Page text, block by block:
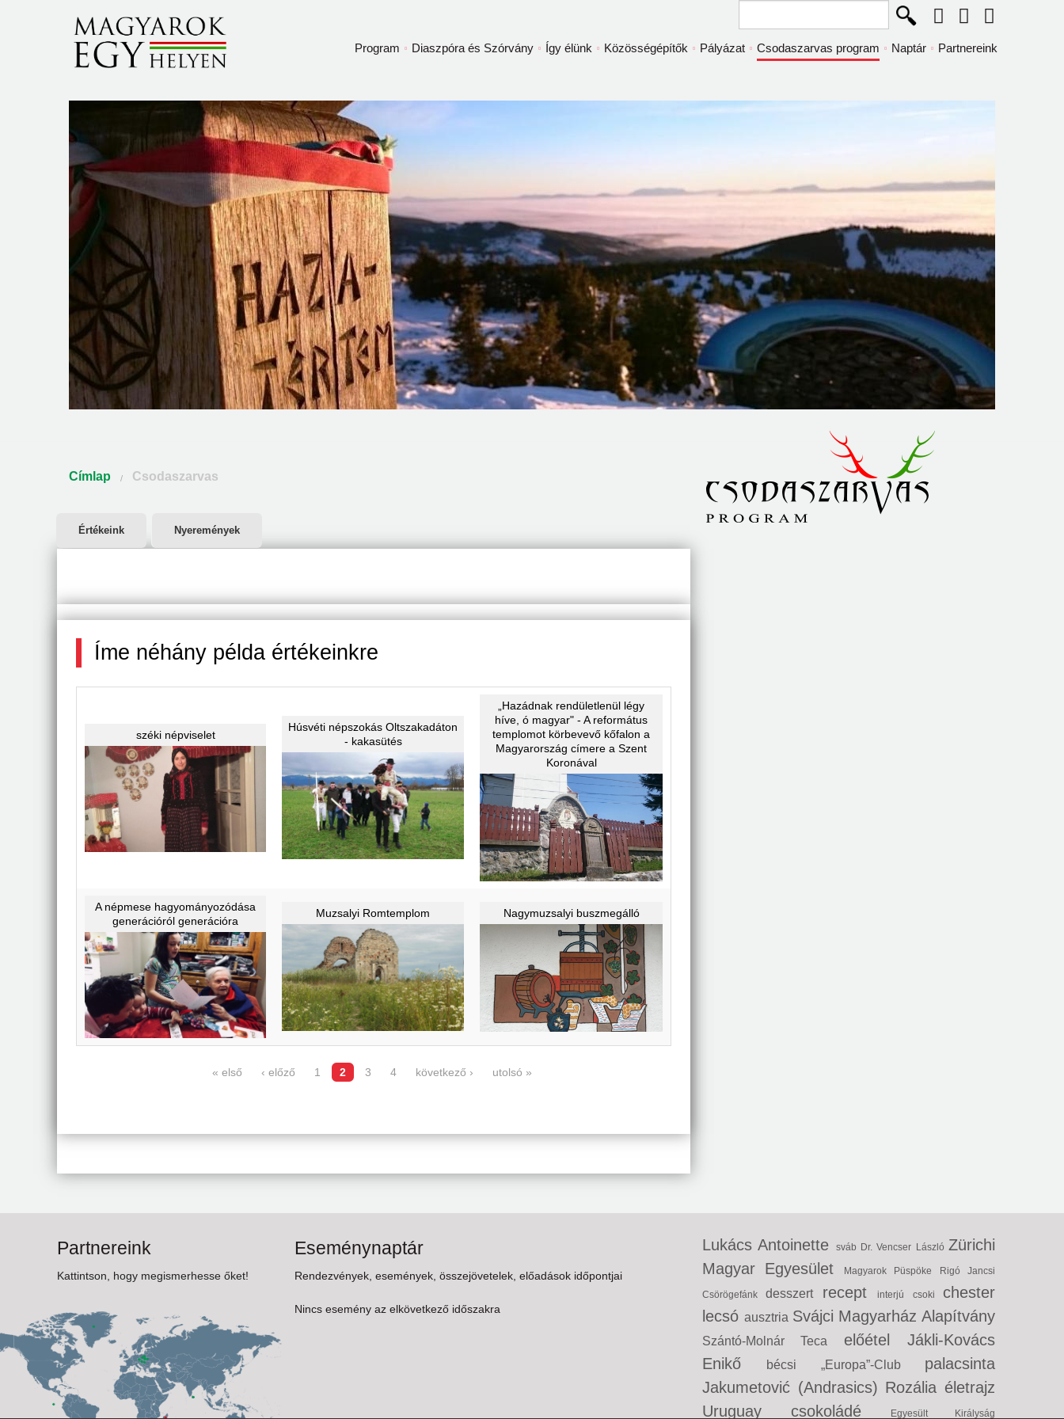
Program Diaszpóra és Szórvány Így élünk Közösségépítők Pályázat Csodaszarvas program Naptár Partnereink
slide jobboldali szoveggel
Jelenlegi hely
Címlap Csodaszarvas
Elsődleges fülek
Értékeink Nyeremények
Íme néhány példa értékeinkre
széki népviselet
Húsvéti népszokás Oltszakadáton
- kakasütés
„Hazádnak rendületlenül légy
híve, ó magyar" - A református
templomot körbevevő kőfalon a
Magyarország címere a Szent
Koronával
A népmese hagyományozódása
generációról generációra
Muzsalyi Romtemplom Nagymuzsalyi buszmegálló
« első ‹ előző 1 2 3 4 következő › utolsó »
Partnereink
Kattintson, hogy megismerhesse őket!
Eseménynaptár
Rendezvények, események, összejövetelek, előadások időpontjai
Nincs esemény az elkövetkező időszakra
Lukács Antoinette sváb Dr. Vencser LászlóZürichi
Magyar Egyesület
Magyarok Püspöke Rigó Jancsi
Csörögefánkdesszert receptinterjú csoki chester
lecsó ausztria Svájci Magyarház Alapítvány
Szántó-Molnár Teca előétel Jákli-Kovács
Enikő
bécsi „Europa”-Club palacsinta
Jakumetović (Andrasics) Rozália életrajz
Uruguay csokoládé Egyesült Királyság